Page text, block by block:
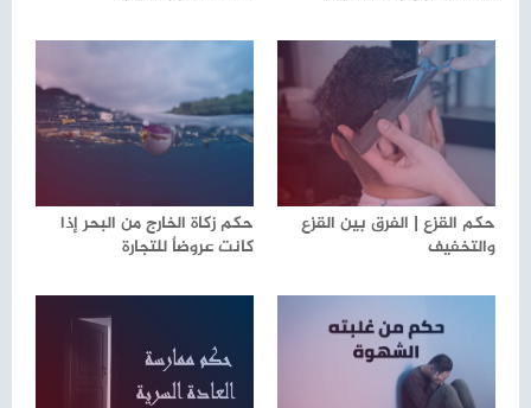
حكم القزع | الفرق بين القزع
والتخفيف
حكم زكاة الخارج من البحر إذا
كانت عروضاٌ للتجارة